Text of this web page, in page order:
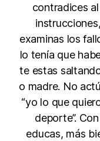
contradices
examinas los
lo tenía que
te estas
o madre. No
“yo lo que
deporte”.
educas, más